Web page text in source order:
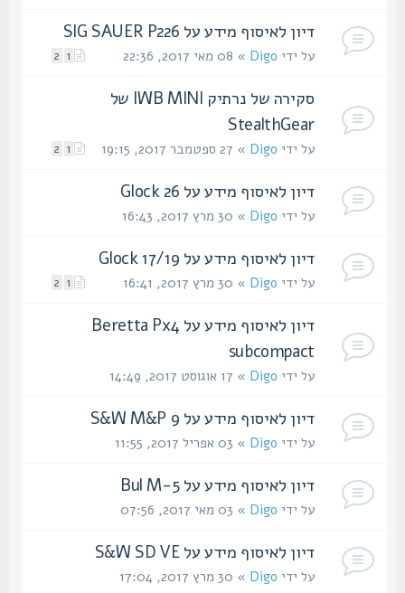
דיון לאיסוף מידע על SIG SAUER P226
2 על ידיDigo » 08 מאי 2017, 22:36
סקירה של נרתיק IWB MINI של
StealthGear
2 על ידיDigo » 27 ספטמבר 2017, 19:15
דיון לאיסוף מידע על Glock 26
על ידיDigo » 30 מרץ 2017, 16:43
דיון לאיסוף מידע על Glock 17/19
2 על ידיDigo » 30 מרץ 2017, 16:41
דיון לאיסוף מידע על Beretta Px4
subcompact
על ידיDigo » 17 אוגוסט 2017, 14:49
דיון לאיסוף מידע על S&W M&P 9
על ידיDigo » 03 אפריל 2017, 11:55
דיון לאיסוף מידע על Bul M-5
על ידיDigo » 03 מאי 2017, 07:56
דיון לאיסוף מידע על S&W SD VE
על ידיDigo » 30 מרץ 2017, 17:04